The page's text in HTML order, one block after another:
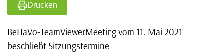
Drucken
BeHaVo-TeamViewerMeeting vom 11. Mai 2021
beschließt Sitzungstermine